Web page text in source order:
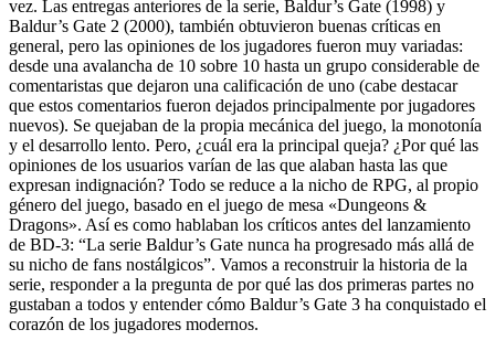
vez. Las entregas anteriores de la serie, Baldur’s Gate (1998) y
Baldur’s Gate 2 (2000), también obtuvieron buenas críticas en
general, pero las opiniones de los jugadores fueron muy variadas:
desde una avalancha de 10 sobre 10 hasta un grupo considerable de
comentaristas que dejaron una calificación de uno (cabe destacar
que estos comentarios fueron dejados principalmente por jugadores
nuevos). Se quejaban de la propia mecánica del juego, la monotonía
y el desarrollo lento. Pero, ¿cuál era la principal queja? ¿Por qué las
opiniones de los usuarios varían de las que alaban hasta las que
expresan indignación? Todo se reduce a la nicho de RPG, al propio
género del juego, basado en el juego de mesa «Dungeons &
Dragons». Así es como hablaban los críticos antes del lanzamiento
de BD-3: “La serie Baldur’s Gate nunca ha progresado más allá de
su nicho de fans nostálgicos”. Vamos a reconstruir la historia de la
serie, responder a la pregunta de por qué las dos primeras partes no
gustaban a todos y entender cómo Baldur’s Gate 3 ha conquistado el
corazón de los jugadores modernos.